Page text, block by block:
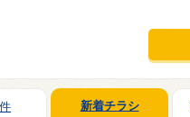
新着チラシ